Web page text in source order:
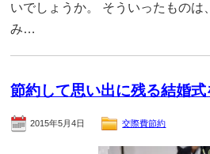
いでしょうか。 そういったものは
み…
節約して思い出に残る結婚式
2015年5月4日 交際費節約